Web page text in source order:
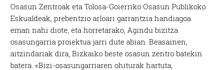
Osasun Zentroak eta Tolosa-Goierriko Osasun Publikoko
Eskualdeak, prebentzio arloari garrantzia handiagoa
eman nahi diote, eta horretarako, Agindu bizitza
osasungarria proiektua jarri dute abian. Beasainen,
aitzindariak dira, Bizkaiko beste osasun zentro batekin
batera. «Bizi-osasungarriaren ohiturak hartuta,